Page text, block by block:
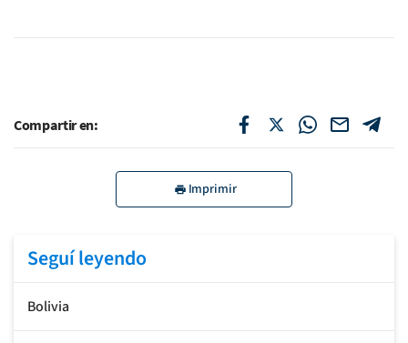
Compartir en:
Imprimir
Seguí leyendo
Bolivia